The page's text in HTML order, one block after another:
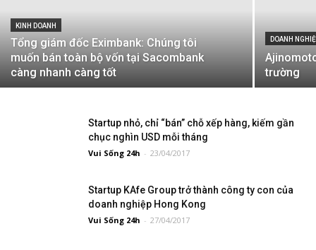
KINH DOANH
Tổng giám đốc Eximbank: Chúng tôi
muốn bán toàn bộ vốn tại Sacombank
càng nhanh càng tốt
DOANH
trường
Startup nhỏ, chỉ “bán” chỗ xếp hàng, kiếm gần
chục nghìn USD mỗi tháng
Vui Sống 24h - 23/04/2017
Startup KAfe Group trở thành công ty con của
doanh nghiệp Hong Kong
Vui Sống 24h - 27/04/2017